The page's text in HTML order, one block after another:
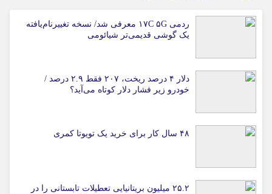
ردمی ۱۷C ۵G معرفی شد/ نسخه تغییرنام‌یافته
یک گوشی قدیمی‌تر شیائومی
دلار ۴ درصد ریخت، ۲۰۷ فقط ۲.۹ درصد /
خودرو زیر فشار دلار کوتاه می‌آید؟
۴۸ سال کار برای خرید یک تویوتا کمری
۲۵.۲ میلیون بریتانیایی تعطیلات تابستانی را در